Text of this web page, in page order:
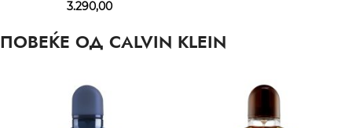
3.290,00
ПОВЕЌЕ ОД CALVIN KLEIN